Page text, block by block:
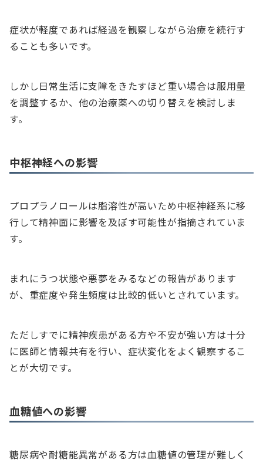
症状が軽度であれば経過を観察しながら治療を続行す
ることも多いです。
しかし日常生活に支障をきたすほど重い場合は服用量
を調整するか、他の治療薬への切り替えを検討しま
す。
中枢神経への影響
プロプラノロールは脂溶性が高いため中枢神経系に移
行して精神面に影響を及ぼす可能性が指摘されていま
す。
まれにうつ状態や悪夢をみるなどの報告があります
が、重症度や発生頻度は比較的低いとされています。
ただしすでに精神疾患がある方や不安が強い方は十分
に医師と情報共有を行い、症状変化をよく観察するこ
とが大切です。
血糖値への影響
糖尿病や耐糖能異常がある方は血糖値の管理が難しく